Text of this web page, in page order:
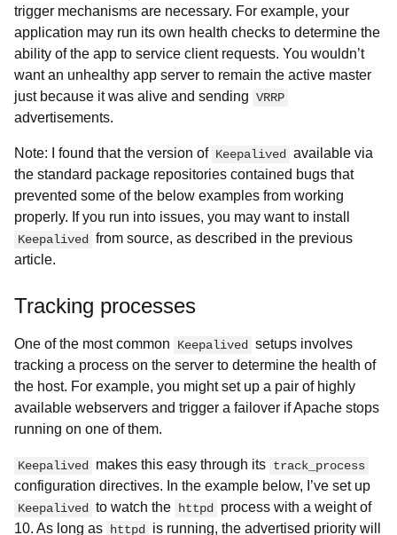
trigger mechanisms are necessary. For example, your
application may run its own health checks to determine the
ability of the app to service client requests. You wouldn’t
want an unhealthy app server to remain the active master
just because it was alive and sending VRRP
advertisements.
Note: I found that the version of Keepalived
available via
the standard package repositories contained bugs that
prevented some of the below examples from working
properly. If you run into issues, you may want to install
Keepalived
from source, as described in the previous
article.
Tracking processes
One of the most common Keepalived
setups involves
tracking a process on the server to determine the health of
the host. For example, you might set up a pair of highly
available webservers and trigger a failover if Apache stops
running on one of them.
Keepalived makes this easy through its track_process
configuration directives. In the example below, I’ve set up
Keepalived to watch the httpd
process with a weight of
10. As long as
httpd is running, the advertised priority will